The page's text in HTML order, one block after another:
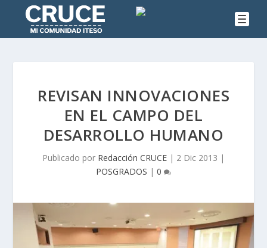
REVISAN INNOVACIONES
EN EL CAMPO DEL
DESARROLLO HUMANO
Publicado por Redacción CRUCE | 2 Dic 2013 |
POSGRADOS | 0